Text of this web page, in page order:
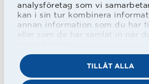
analysföretag som vi
kan i sin tur kombinera
annan information som du har
eller som de har samlat in när
TILLÅT ALLA
Största förlustBK Drott -
Fässbergs IF - HBK 3 - 0
Flest matcher
Torsten
Johansson, Emil Carlsson,